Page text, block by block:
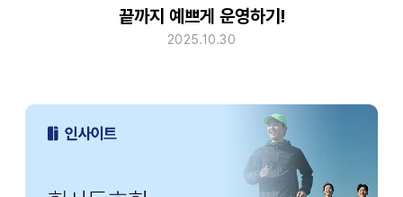
끝까지 예쁘게 운영하기!
2025.10.30